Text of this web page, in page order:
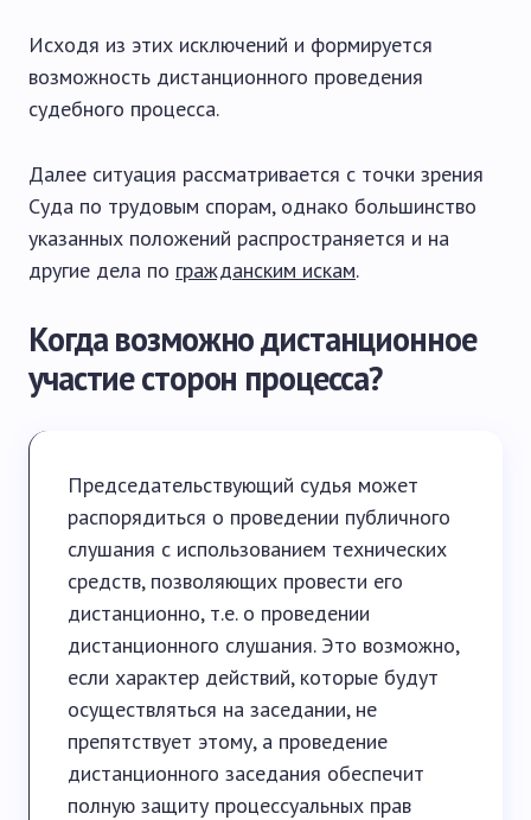
Исходя из этих исключений и формируется
возможность дистанционного проведения
судебного процесса.
Далее ситуация рассматривается с точки зрения
Суда по трудовым спорам, однако большинство
указанных положений распространяется и на
другие дела по гражданским искам.
Когда возможно дистанционное
участие сторон процесса?
Председательствующий судья может
распорядиться о проведении публичного
слушания с использованием технических
средств, позволяющих провести его
дистанционно, т.е. о проведении
дистанционного слушания. Это возможно,
если характер действий, которые будут
осуществляться на заседании, не
препятствует этому, а проведение
дистанционного заседания обеспечит
полную защиту процессуальных прав